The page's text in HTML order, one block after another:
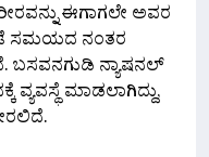
ಈಗಾಗಲೇ ಅವರ
ಸಮಯದ ನಂತರ
ಬಸವನಗುಡಿ ನ್ಯಾಷನಲ್
ವ್ಯವಸ್ಥೆ ಮಾಡಲಾಗಿದ್ದು,